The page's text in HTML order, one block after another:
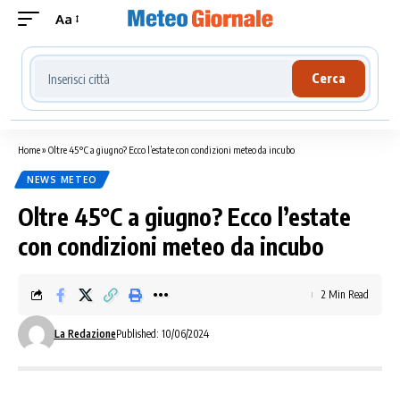
Aa
Cerca località meteo
Cerca
Home» Oltre 45°C a giugno? Ecco l’estate con condizioni meteo da incubo
NEWS METEO
Oltre 45°C a giugno? Ecco l’estate
con condizioni meteo da incubo
La RedazionePublished: 10/06/2024
2 Min Read